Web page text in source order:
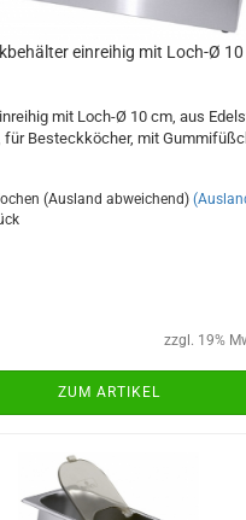
einreihig mit Loch-Ø 10
mit Loch-Ø 10 cm, aus
für Besteckköcher, mit
(Ausland abweichend)
zzgl. 19%
ZUM ARTIKEL